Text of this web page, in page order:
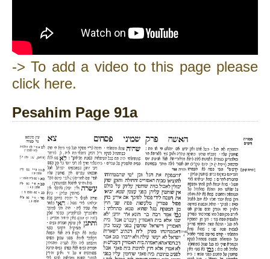
-> To add a video to this page please
click here.
Pesahim Page 91a